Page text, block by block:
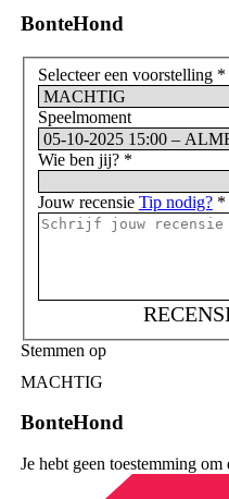
BonteHond
Selecteer een voorstelling *
Speelmoment
Wie ben jij? *
Jouw recensie Tip nodig? *
Stemmen op
MACHTIG
BonteHond
Je hebt geen toestemming